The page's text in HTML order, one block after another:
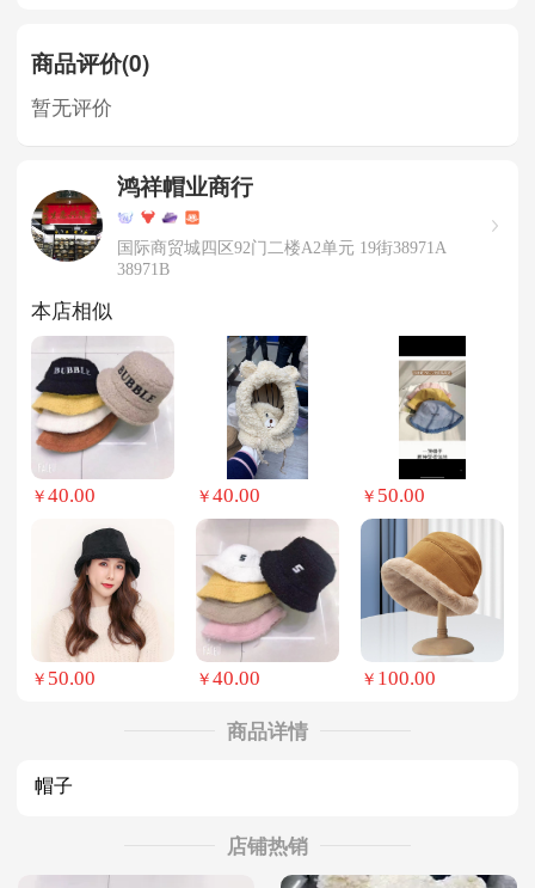
商品评价(0)
暂无评价
鸿祥帽业商行
国际商贸城四区92门二楼A2单元 19街38971A
38971B
本店相似
￥40.00 ￥40.00 ￥ 50.00
￥ 50.00 ￥40.00 ￥ 100.00
商品详情
帽子
店铺热销